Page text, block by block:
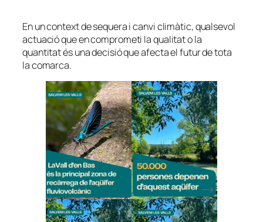
En un context de sequera i canvi climàtic, qualsevol
actuació que en comprometi la qualitat o la
quantitat és una decisió que afecta el futur de tota
la comarca.